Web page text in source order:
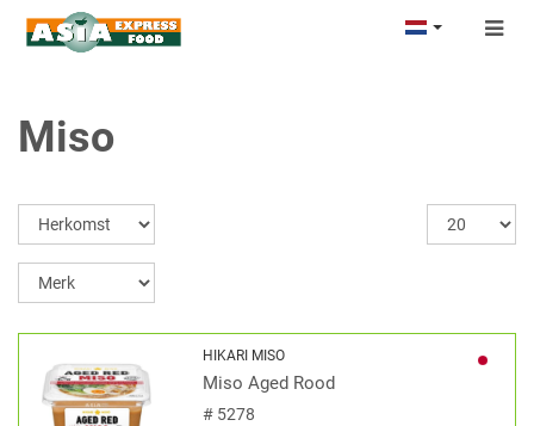
Miso
HIKARI MISO
Miso Aged Rood
#5278